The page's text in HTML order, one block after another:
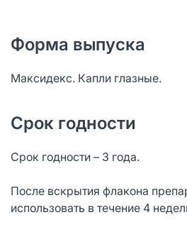
Форма выпуска
Максидекс. Капли глазные.
Срок годности
Срок годности – 3 года.
После вскрытия флакона
использовать в течение 4